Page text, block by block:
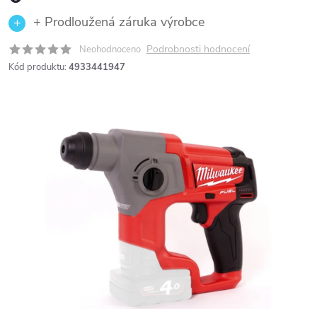
+ Prodloužená záruka výrobce
Neohodnoceno Podrobnosti hodnocení
Kód produktu: 4933441947